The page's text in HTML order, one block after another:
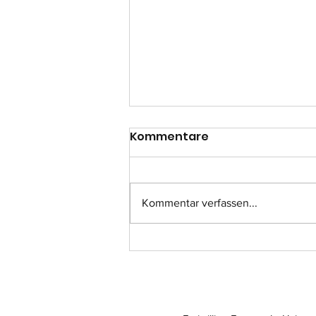
Einsatz-Nr.: 057
Kommentare
Kommentar verfassen...